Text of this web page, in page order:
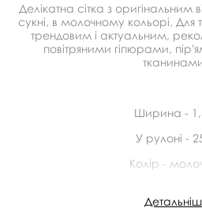
Делікатна сітка з оригінальним
сукні, в молочному кольорі.
трендовим і актуальним,
повітряними гіпюрами,
Ширина -
У рулоні -
Колір -